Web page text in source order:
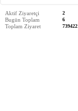
Aktif Ziyaretçi 2
Bugün Toplam 6
Toplam Ziyaret 739422